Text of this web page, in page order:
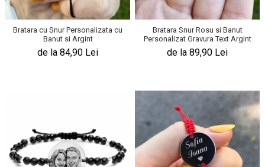
Bratara cu Snur Personalizata cu
Banut si Argint
de la 84,90 Lei
Bratara Snur Rosu si Banut
Personalizat Gravura Text Argint
de la 89,90 Lei